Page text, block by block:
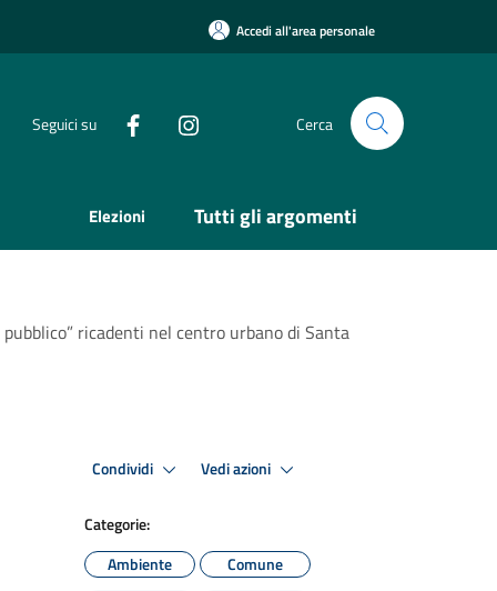
Accedi all'area personale
Seguici su Cerca
Elezioni Tutti gli argomenti
ricadenti nel centro urbano di Santa
Condividi Vedi azioni
Categorie:
Ambiente
Comune